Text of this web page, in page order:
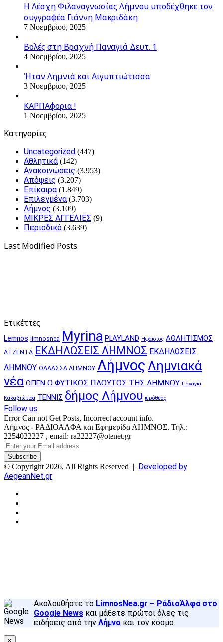
Η Λέσχη Φιλαναγνωσίας Λήμνου υποδέχθηκε τον
συγγραφέα Γιάννη Μακριδάκη
7 Νοεμβρίου, 2025
Βολές στη Βραχνή Παναγιά Δευτ. 1
4 Νοεμβρίου, 2025
Ήταν Λημνιά και Αιγυπτιώτισσα
3 Νοεμβρίου, 2025
ΚΑΡΠΑφορια !
1 Νοεμβρίου, 2025
Kατηγορίες
Uncategorized (447)
Αθλητικά (142)
Ανακοινώσεις (3.953)
Απόψεις (3.207)
Επίκαιρα (1.849)
Επιλεγμένα (3.703)
Λήμνος (3.109)
ΜΙΚΡΕΣ ΑΓΓΕΛΙΕΣ (9)
Περιοδικό (3.639)
Last Modified Posts
Ετικέττες
Lemnos limnosnea Myrina PLAYLAND Ήφαιστος ΑΘΛΗΤΙΣΜΟΣ
ΑΤΖΕΝΤΑ ΕΚΔΗΛΩΣΕΙΣ ΛΗΜΝΟΣ ΕΚΔΗΛΩΣΕΙΣ
ΛΗΜΝΟΥ ΘΑΛΑΣΣΑ ΛΗΜΝΟΥ Λήμνος Λημνιακά
νέα ΟΠΕΝ Ο ΦΥΤΙΚΟΣ ΠΛΟΥΤΟΣ ΤΗΣ ΛΗΜΝΟΥ Παναγια
Κακαβιώτισα ΤΕΝΝΙΣ δήμος Λήμνου ιερόθεος
Follow us
Error Can not Get Posts, Incorrect account info.
Λήμνος - ΡΑΔΙΟΑΛΦΑ και Εφημερίδα ΛΗΜΝΟΣ. Τηλ.:
2254022227 , email: ra22227@otenet.gr
Enter
your
Email
address
© Copyright 2026, All Rights Reserved | Developed by
AegeanNet.gr
Ακολουθήστε το LimnosNea.gr – ΡάδιοΆλφα στο
Google News και μάθετε πρώτοι όλες τις
ειδήσεις από την Λήμνο και τον κόσμο.
×